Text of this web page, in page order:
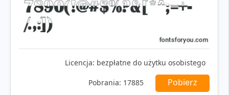
Licencja: bezpłatne do użytku osobistego
Pobrania: 17885 Pobierz